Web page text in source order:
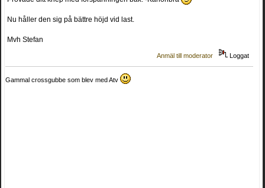
Nu håller den sig på bättre höjd vid last.
Mvh Stefan
Anmäl till moderator Loggat
Gammal crossgubbe som blev med Atv